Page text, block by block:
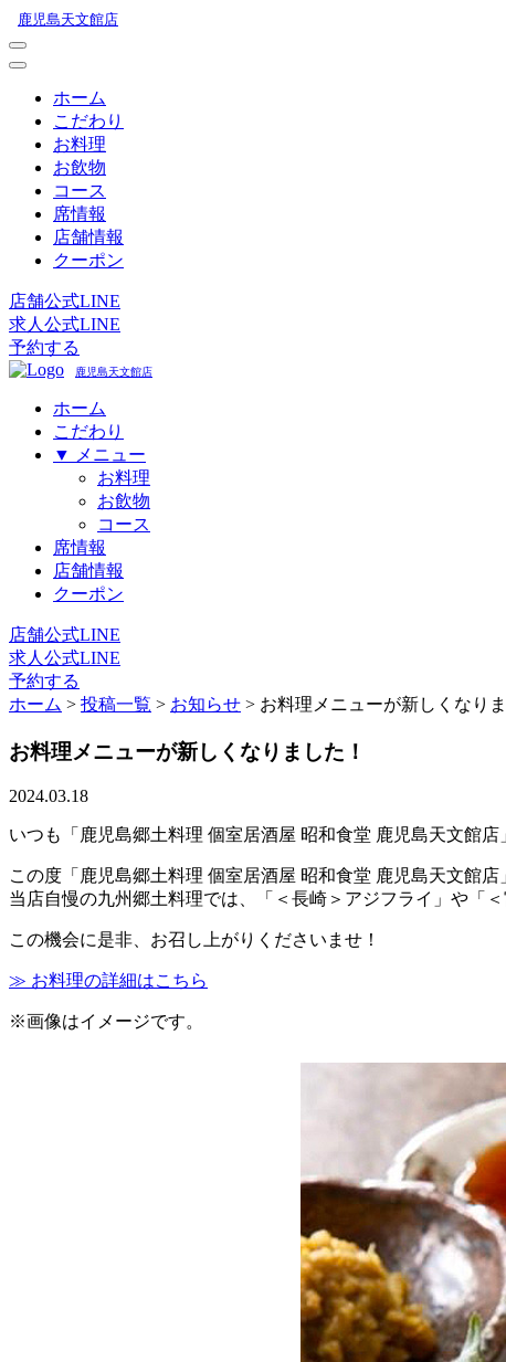
鹿児島天文館店
ホーム
こだわり
お料理
お飲物
コース
席情報
店舗情報
クーポン
店舗公式LINE
求人公式LINE
予約する
鹿児島天文館店
ホーム
こだわり
▼ メニュー
お料理
お飲物
コース
席情報
店舗情報
クーポン
店舗公式LINE
求人公式LINE
予約する
ホーム > 投稿一覧 > お知らせ > お料理メニューが新しくなりま
お料理メニューが新しくなりました！
2024.03.18
いつも「鹿児島郷土料理 個室居酒屋 昭和食堂 鹿児島天文館
この度「鹿児島郷土料理 個室居酒屋 昭和食堂 鹿児島天文館
当店自慢の九州郷土料理では、「＜長崎＞アジフライ」や「
この機会に是非、お召し上がりくださいませ！
≫ お料理の詳細はこちら
※画像はイメージです。